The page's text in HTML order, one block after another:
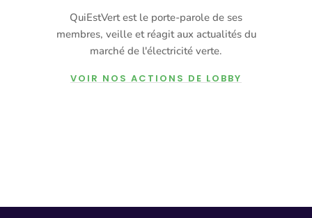
QuiEstVert est le porte-parole de ses
membres, veille et réagit aux actualités du
marché de l'électricité verte.
VOIR NOS ACTIONS DE LOBBY